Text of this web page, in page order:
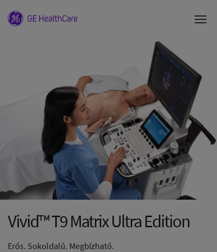
Vivid™ T9 Matrix Ultra Edition
Erős. Sokoldalú. Megbízható.